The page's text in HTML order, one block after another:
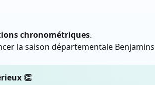
chronométriques.
la saison départementale
👏